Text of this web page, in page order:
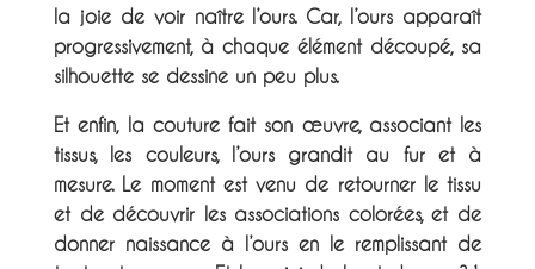
la joie de voir naître l’ours. Car, l’ours apparaît
progressivement, à chaque élément découpé, sa
silhouette se dessine un peu plus.
Et enfin, la couture fait son œuvre, associant les
tissus, les couleurs, l’ours grandit au fur et à
mesure. Le moment est venu de retourner le tissu
et de découvrir les associations colorées, et de
donner naissance à l’ours en le remplissant de